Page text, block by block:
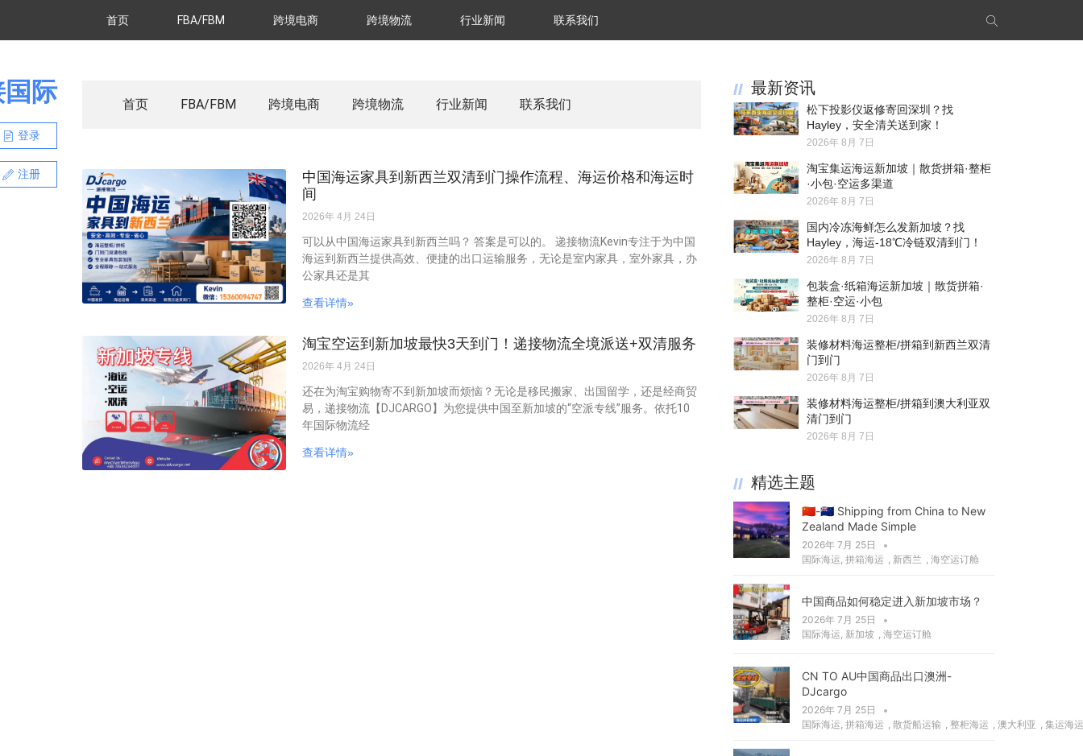
首页 FBA/FBM 跨境电商 跨境物流 行业新闻 联系我们
际
登录
注册
首页 FBA/FBM 跨境电商 跨境物流 行业新闻 联系我们
中国海运家具到新西兰双清到门操作流程、海运价格和海运时
间
2026年 4月 24日
可以从中国海运家具到新西兰吗？ 答案是可以的。 递接物流Kevin专注于为中国
海运到新西兰提供高效、便捷的出口运输服务，无论是室内家具，室外家具，办
公家具还是其
查看详情»
淘宝空运到新加坡最快3天到门！递接物流全境派送+双清服务
2026年 4月 24日
还在为淘宝购物寄不到新加坡而烦恼？无论是移民搬家、出国留学，还是经商贸
易，递接物流【DJCARGO】为您提供中国至新加坡的“空派专线”服务。依托10
年国际物流经
查看详情»
最新资讯
松下投影仪返修寄回深圳？找
Hayley，安全清关送到家！
2026年 8月 7日
淘宝集运海运新加坡｜散货拼箱·整柜
·小包·空运多渠道
2026年 8月 7日
国内冷冻海鲜怎么发新加坡？找
Hayley，海运-18℃冷链双清到门！
2026年 8月 7日
包装盒·纸箱海运新加坡｜散货拼箱·
整柜·空运·小包
2026年 8月 7日
装修材料海运整柜/拼箱到新西兰双清
门到门
2026年 8月 7日
装修材料海运整柜/拼箱到澳大利亚双
清门到门
2026年 8月 7日
精选主题
🇨🇳-🇳🇿 Shipping from China to New
Zealand Made Simple
2026年 7月 25日
国际海运, 拼箱海运 , 新西兰 , 海空运订舱
中国商品如何稳定进入新加坡市场？
2026年 7月 25日
国际海运, 新加坡 , 海空运订舱
CN TO AU中国商品出口澳洲-
DJcargo
2026年 7月 25日
国际海运, 拼箱海运 , 散货船运输 , 整柜海运 , 澳大利亚 , 集运海运